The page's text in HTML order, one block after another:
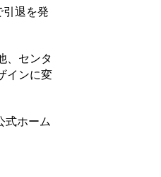
退を発
、センタ
インに変
式ホーム